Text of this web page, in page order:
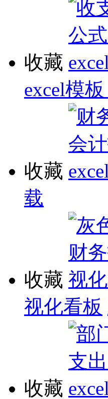
收藏
excel模板
收藏
载
收藏
视化看板
收藏